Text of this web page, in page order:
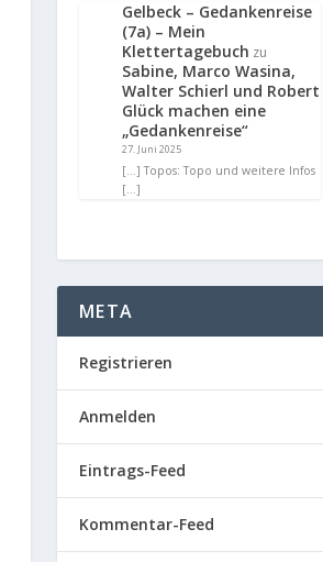
Gelbeck – Gedankenreise
(7a) – Mein
Klettertagebuch zu
Sabine, Marco Wasina,
Walter Schierl und Robert
Glück machen eine
„Gedankenreise“
27. Juni 2025
[…] Topos: Topo und weitere Infos
[…]
META
Registrieren
Anmelden
Eintrags-Feed
Kommentar-Feed